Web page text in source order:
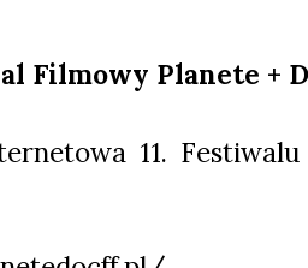
Filmowy Planete +
11.